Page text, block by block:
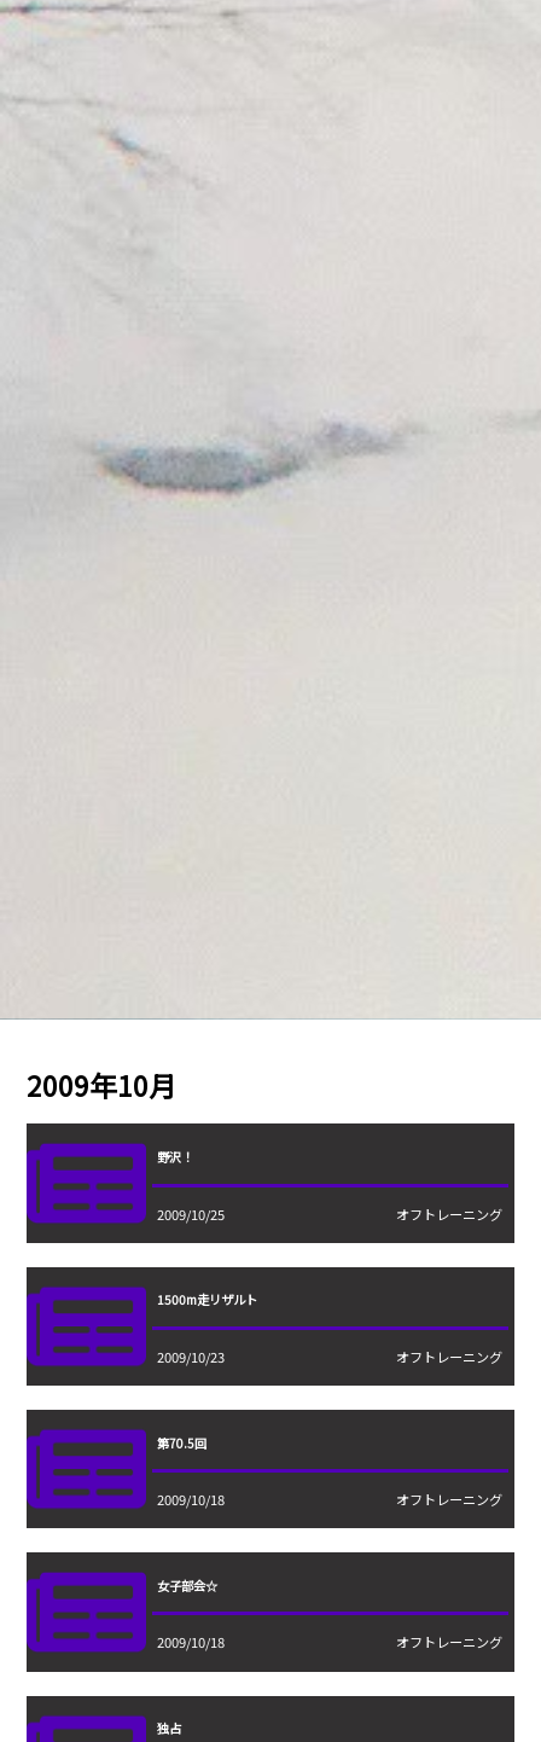
2009年10月
野沢！
2009/10/25 オフトレーニング
1500m走リザルト
2009/10/23 オフトレーニング
第70.5回
2009/10/18 オフトレーニング
女子部会☆
2009/10/18 オフトレーニング
独占